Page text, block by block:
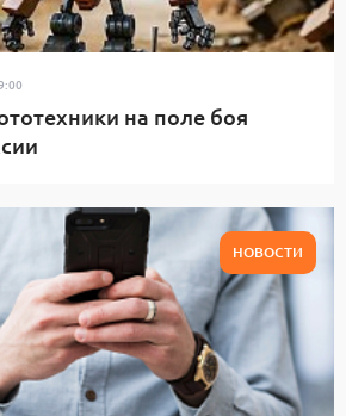
на поле боя
НОВОСТИ